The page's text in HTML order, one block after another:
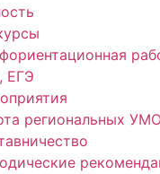
ЕГЭ
региональных